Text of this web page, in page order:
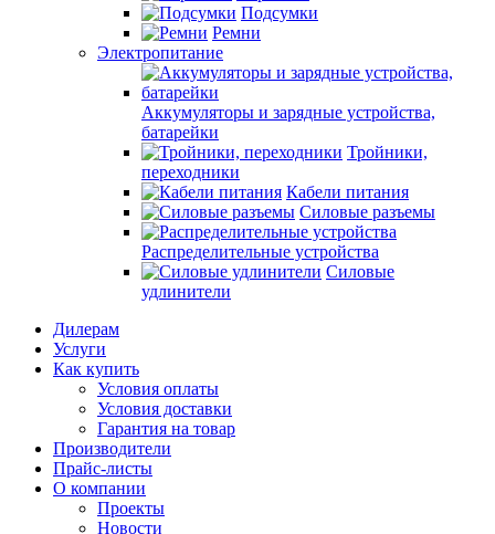
Подсумки
Ремни
Электропитание
Аккумуляторы и зарядные устройства,
батарейки
Тройники,
переходники
Кабели питания
Силовые разъемы
Распределительные устройства
Силовые
удлинители
Дилерам
Услуги
Как купить
Условия оплаты
Условия доставки
Гарантия на товар
Производители
Прайс-листы
О компании
Проекты
Новости